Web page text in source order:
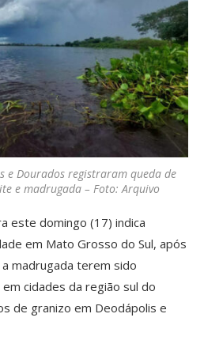
e Dourados registraram queda de
e madrugada – Foto: Arquivo
este domingo (17) indica
em Mato Grosso do Sul, após
madrugada terem sido
cidades da região sul do
de granizo em Deodápolis e